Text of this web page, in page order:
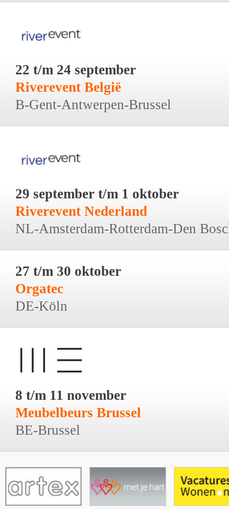
22 t/m 24 september
Riverevent België
B-Gent-Antwerpen-Brussel
29 september t/m 1 oktober
Riverevent Nederland
NL-Amsterdam-Rotterdam-Den
27 t/m 30 oktober
Orgatec
DE-Köln
8 t/m 11 november
Meubelbeurs Brussel
BE-Brussel